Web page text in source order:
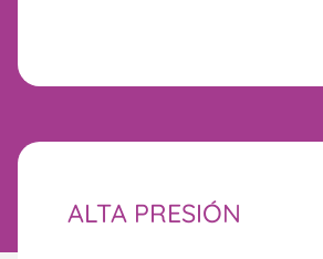
ALTA PRESIÓN